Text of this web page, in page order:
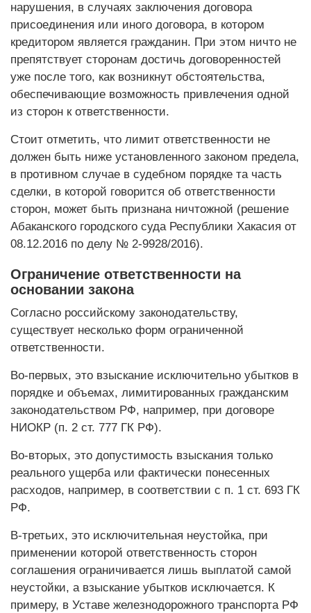
нарушения, в случаях заключения договора
присоединения или иного договора, в котором
кредитором является гражданин. При этом ничто не
препятствует сторонам достичь договоренностей
уже после того, как возникнут обстоятельства,
обеспечивающие возможность привлечения одной
из сторон к ответственности.
Стоит отметить, что лимит ответственности не
должен быть ниже установленного законом предела,
в противном случае в судебном порядке та часть
сделки, в которой говорится об ответственности
сторон, может быть признана ничтожной (решение
Абаканского городского суда Республики Хакасия от
08.12.2016 по делу № 2-9928/2016).
Ограничение ответственности на
основании закона
Согласно российскому законодательству,
существует несколько форм ограниченной
ответственности.
Во-первых, это взыскание исключительно убытков в
порядке и объемах, лимитированных гражданским
законодательством РФ, например, при договоре
НИОКР (п. 2 ст. 777 ГК РФ).
Во-вторых, это допустимость взыскания только
реального ущерба или фактически понесенных
расходов, например, в соответствии с п. 1 ст. 693 ГК
РФ.
В-третьих, это исключительная неустойка, при
применении которой ответственность сторон
соглашения ограничивается лишь выплатой самой
неустойки, а взыскание убытков исключается. К
примеру, в Уставе железнодорожного транспорта РФ